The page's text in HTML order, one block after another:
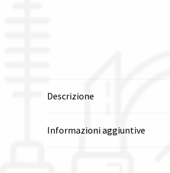
Descrizione
Informazioni aggiuntive